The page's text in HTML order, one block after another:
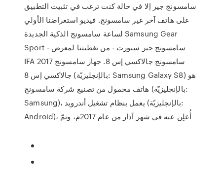
سامسونج جير إلا في حالة كنت ترغب في تثبيت التطبيق
على هاتف آخر غير سامسونج. فيديو استعراضنا الأولي
لساعة سامسونج الذكية الجديدة Samsung Gear
Sport - سامسونج جير سبورت - من تغطيتنا لمعرض
IFA 2017 سامسونج جالاكسي إس 8. جهاز سامسونج
جالاكسي إس 8 (بالإنجليزيّة: Samsung Galaxy S8) هو
هاتف محمول من تصنيع شركة سامسونج (بالإنجليزيّة:
Samsung)، يعمل بنظام تشغيل أندرويد (بالإنجليزيّة:
Android)، أُعلِن عنه في شهر آذار من عام 2017م، وتمّ